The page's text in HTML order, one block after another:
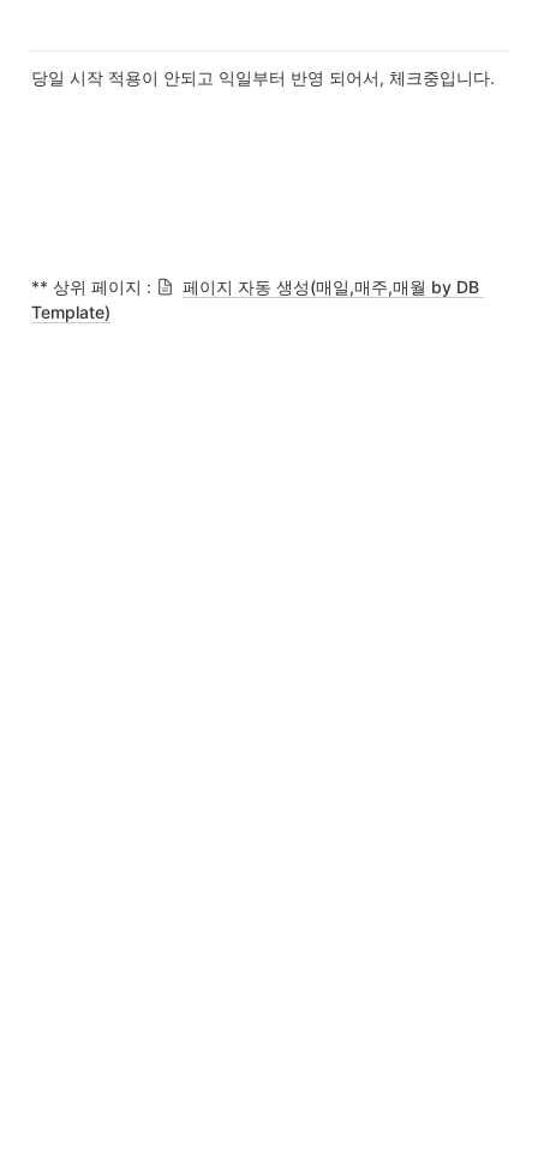
당일 시작 적용이 안되고 익일부터 반영 되어서, 체크중입니다.
** 상위 페이지 :
페이지 자동 생성(매일,매주,매월 by DB
Template)